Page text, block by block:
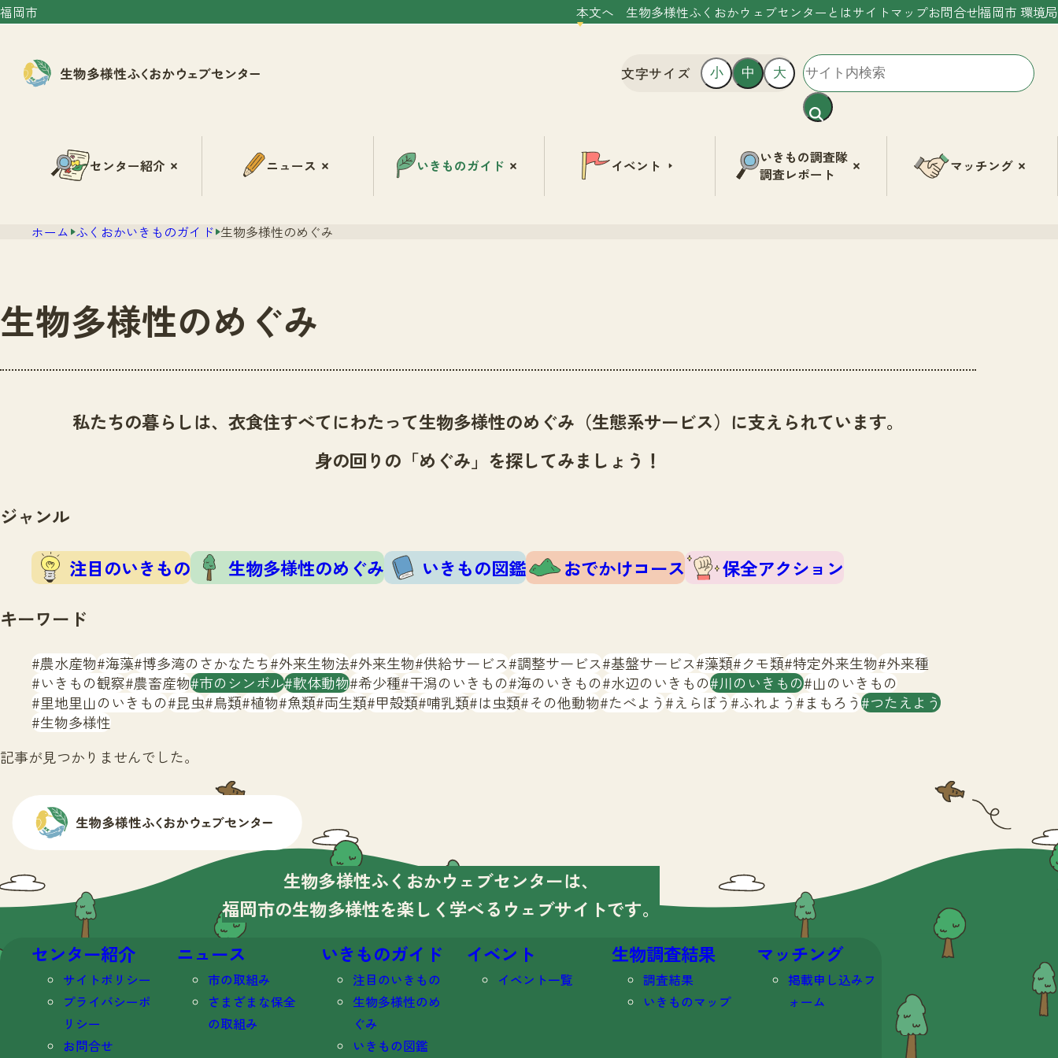
福岡市 本文へ 生物多様性ふくおかウェブセンターとはサイトマップお問合せ福岡市 環境局
文字サイズ 小 中 大
センター紹介 ニュース いきものガイド イベント
いきもの調査隊
調査レポート
マッチング
ホーム ふくおかいきものガイド 生物多様性のめぐみ
生物多様性のめぐみ
私たちの暮らしは、衣食住すべてにわたって生物多様性のめぐみ（生態系サービス）に支えられています。
身の回りの「めぐみ」を探してみましょう！
ジャンル
注目のいきもの 生物多様性のめぐみ いきもの図鑑 おでかけコース
保全アクション
キーワード
農水産物 海藻 博多湾のさかなたち 外来生物法 外来生物 供給サービス 調整サービス 基盤サービス 藻類 クモ類 特定外来生物 外来種
いきもの観察 農畜産物 市のシンボル 軟体動物 希少種 干潟のいきもの 海のいきもの 水辺のいきもの 川のいきもの 山のいきもの
里地里山のいきもの 昆虫 鳥類 植物 魚類 両生類 甲殻類 哺乳類 は虫類 その他動物 たべよう えらぼう ふれよう まもろう つたえよう
生物多様性
記事が見つかりませんでした。
生物多様性ふくおかウェブセンターは、
福岡市の生物多様性を楽しく学べる ウェブサイトです。
センター紹介
サイトポリシー
プライバシーポ
リシー
お問合せ
ニュース
市の取組み
さまざまな保全
の取組み
いきものガイド
注目のいきもの
生物多様性のめ
ぐみ
いきもの図鑑
イベント
イベント一覧
生物調査結果
調査結果
いきものマップ
マッチング
掲載申し込みフ
ォーム